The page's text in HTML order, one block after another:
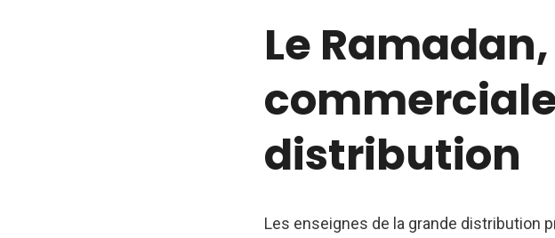
Le
distribution
Les enseignes de la grande distribution